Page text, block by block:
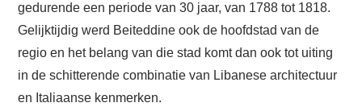
gedurende een periode van 30 jaar, van 1788 tot 1818.
Gelijktijdig werd Beiteddine ook de hoofdstad van de
regio en het belang van die stad komt dan ook tot uiting
in de schitterende combinatie van Libanese architectuur
en Italiaanse kenmerken.